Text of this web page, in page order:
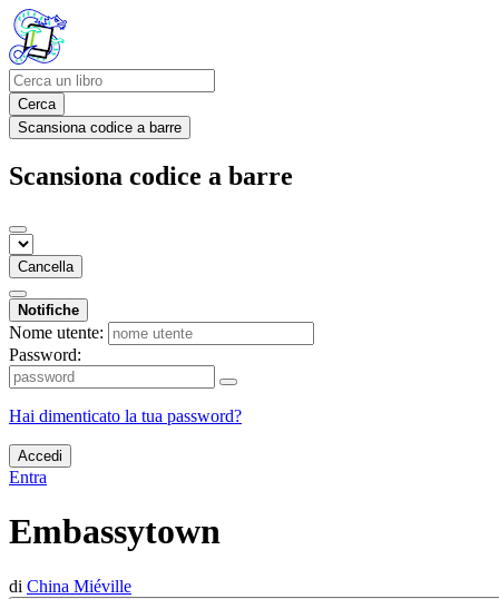
Cerca
Scansiona codice a barre
Scansiona codice a barre
Cancella
Notifiche
Nome utente:
Password:
Hai dimenticato la tua password?
Accedi
Entra
Embassytown
di China Miéville